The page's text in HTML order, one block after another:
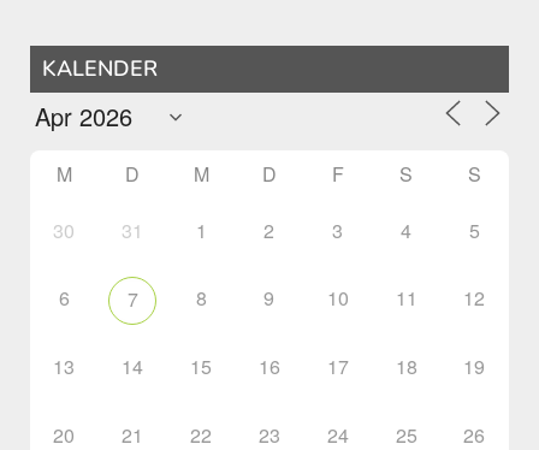
KALENDER
M D M D F S S
30 31 1 2 3 4 5
6 7 8 9 10 11 12
13 14 15 16 17 18 19
20 21 22 23 24 25 26